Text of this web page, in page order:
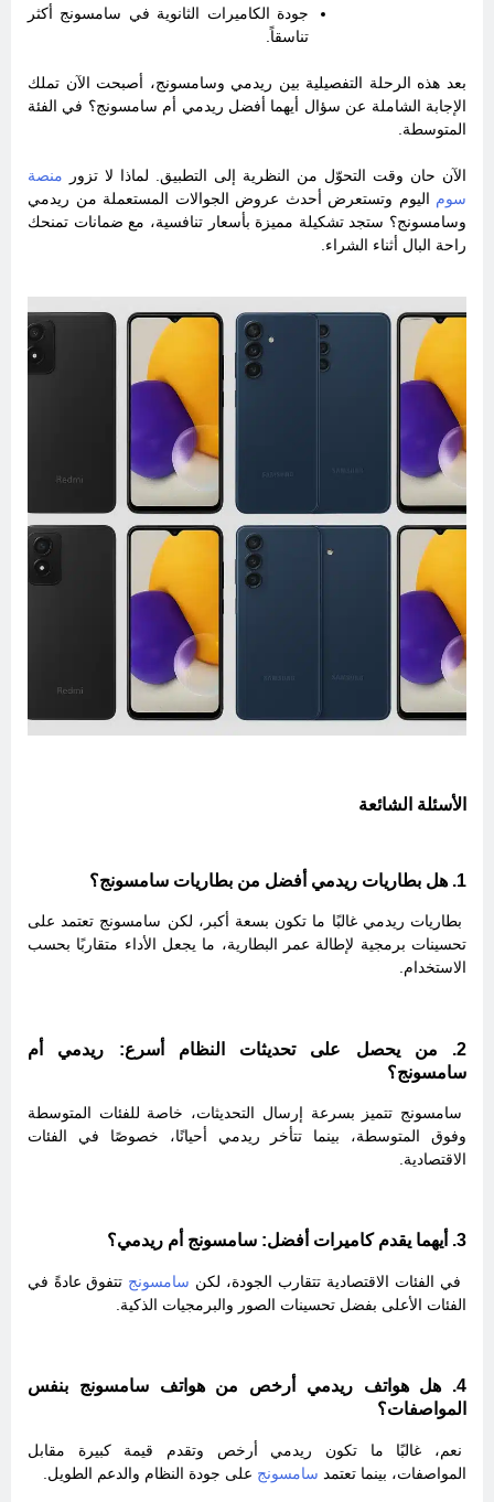
جودة الكاميرات الثانوية في سامسونج أكثر
تناسقاً.
بعد هذه الرحلة التفصيلية بين ريدمي وسامسونج، أصبحت الآن تملك
الإجابة الشاملة عن سؤال أيهما أفضل ريدمي أم سامسونج؟ في الفئة
المتوسطة.
الآن حان وقت التحوّل من النظرية إلى التطبيق. لماذا لا تزور منصة
سوم اليوم وتستعرض أحدث عروض الجوالات المستعملة من ريدمي
وسامسونج؟ ستجد تشكيلة مميزة بأسعار تنافسية، مع ضمانات تمنحك
راحة البال أثناء الشراء.
الأسئلة الشائعة
1. هل بطاريات ريدمي أفضل من بطاريات سامسونج؟
بطاريات ريدمي غالبًا ما تكون بسعة أكبر، لكن سامسونج تعتمد على
تحسينات برمجية لإطالة عمر البطارية، ما يجعل الأداء متقاربًا بحسب
الاستخدام.
2. من يحصل على تحديثات النظام أسرع: ريدمي أم
سامسونج؟
سامسونج تتميز بسرعة إرسال التحديثات، خاصة للفئات المتوسطة
وفوق المتوسطة، بينما تتأخر ريدمي أحيانًا، خصوصًا في الفئات
الاقتصادية.
3. أيهما يقدم كاميرات أفضل: سامسونج أم ريدمي؟
في الفئات الاقتصادية تتقارب الجودة، لكن سامسونج تتفوق عادةً في
الفئات الأعلى بفضل تحسينات الصور والبرمجيات الذكية.
4. هل هواتف ريدمي أرخص من هواتف سامسونج بنفس
المواصفات؟
نعم، غالبًا ما تكون ريدمي أرخص وتقدم قيمة كبيرة مقابل
المواصفات، بينما تعتمد سامسونج على جودة النظام والدعم الطويل.